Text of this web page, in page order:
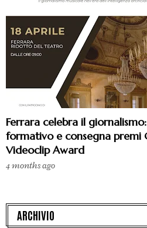
Ferrara celebra il
formativo e consegna premi
Videoclip Award
4 months ago
ARCHIVIO